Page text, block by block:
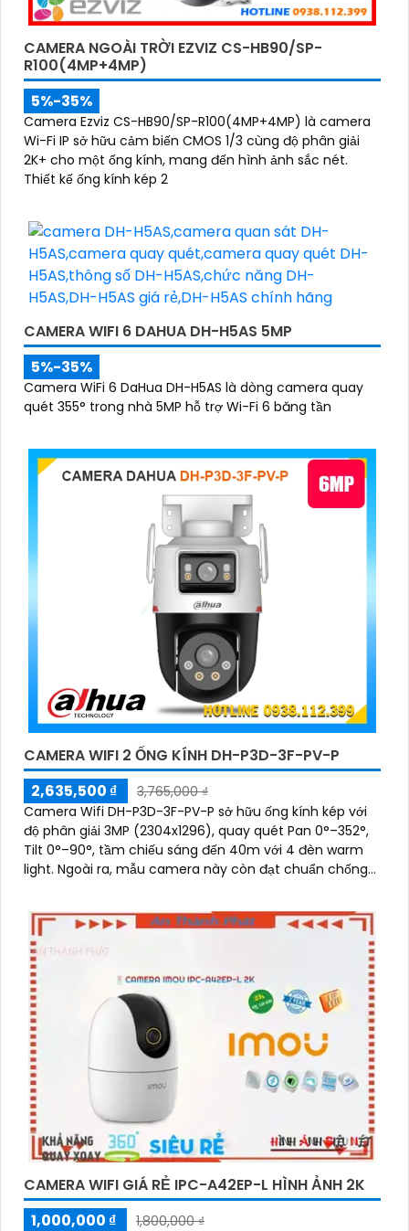
CAMERA NGOÀI TRỜI EZVIZ CS-HB90/SP-
R100(4MP+4MP)
5%-35%
Camera Ezviz CS-HB90/SP-R100(4MP+4MP) là camera
Wi-Fi IP sở hữu cảm biến CMOS 1/3 cùng độ phân giải
2K+ cho một ống kính, mang đến hình ảnh sắc nét.
Thiết kế ống kính kép 2
CAMERA WIFI 6 DAHUA DH-H5AS 5MP
5%-35%
Camera WiFi 6 DaHua DH-H5AS là dòng camera quay
quét 355° trong nhà 5MP hỗ trợ Wi-Fi 6 băng tần
CAMERA WIFI 2 ỐNG KÍNH DH-P3D-3F-PV-P
2,635,500 ₫
3,765,000 ₫
Camera Wifi DH-P3D-3F-PV-P sở hữu ống kính kép với
độ phân giải 3MP (2304x1296), quay quét Pan 0°–352°,
Tilt 0°–90°, tầm chiếu sáng đến 40m với 4 đèn warm
light. Ngoài ra, mẫu camera này còn đạt chuẩn chống
CAMERA WIFI GIÁ RẺ IPC-A42EP-L HÌNH ẢNH 2K
1,000,000 ₫
1,800,000 ₫